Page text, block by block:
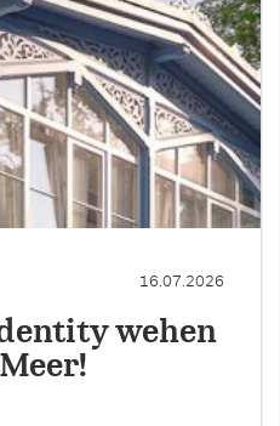
16.07.2026
wehen